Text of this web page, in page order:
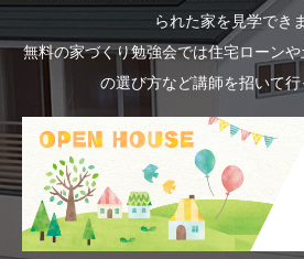
られた家を見学でき
無料の家づくり勉強会では住宅ローン
の選び方など講師を招いて行